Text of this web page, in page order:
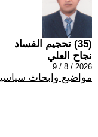
(35) تحجيم الفساد
نجاح العلي
2026 / 8 / 9
مواضيع وابحاث